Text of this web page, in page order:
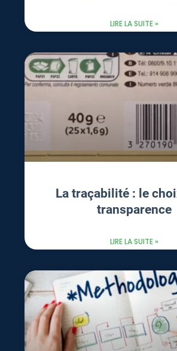
LIRE LA SUITE »
La traçabilité : le
transparence
LIRE LA SUITE »